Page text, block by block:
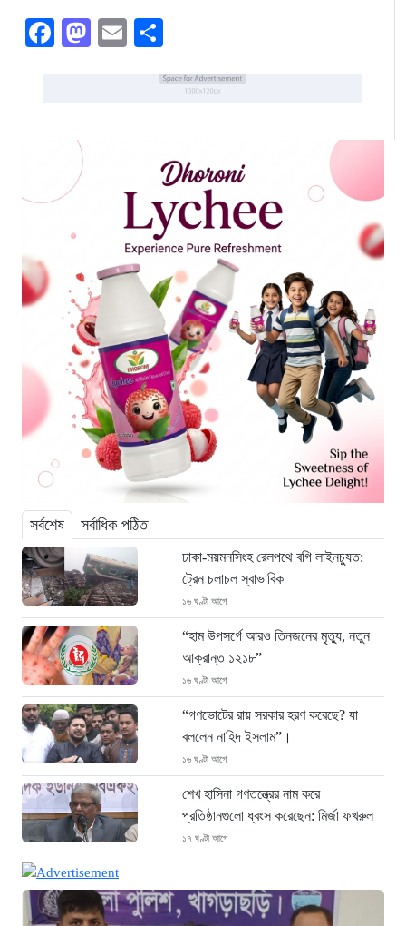
Facebook
Mastodon
Email
সর্বশেষ সর্বাধিক পঠিত
ঢাকা-ময়মনসিংহ রেলপথে বগি লাইনচ্যুত:
ট্রেন চলাচল স্বাভাবিক
১৬ ঘণ্টা আগে
“হাম উপসর্গে আরও তিনজনের মৃত্যু, নতুন
আক্রান্ত ১২১৮”
১৬ ঘণ্টা আগে
“গণভোটের রায় সরকার হরণ করেছে? যা
বললেন নাহিদ ইসলাম”।
১৬ ঘণ্টা আগে
শেখ হাসিনা গণতন্ত্রের নাম করে
প্রতিষ্ঠানগুলো ধ্বংস করেছেন: মির্জা ফখরুল
১৭ ঘণ্টা আগে
স্কুলে আরও ৭ জনকে হত্যা
১৭ ঘণ্টা আগে